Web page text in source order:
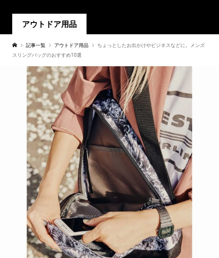
アウトドア用品
記事一覧 アウトドア用品
ちょっとしたお出かけやビジネスなどに。メンズ
スリングバッグのおすすめ10選